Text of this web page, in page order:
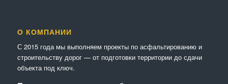
О КОМПАНИИ
С 2015 года мы выполняем проекты по асфальтированию и
строительству дорог — от подготовки территории до сдачи
объекта под ключ.